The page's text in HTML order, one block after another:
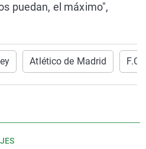
puedan, el máximo",
Atlético de Madrid F.C